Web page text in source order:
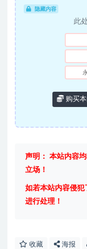
隐藏内容
此
购买
声明： 本站内容
立场！
如若本站内容侵犯
进行处理！
收藏 海报